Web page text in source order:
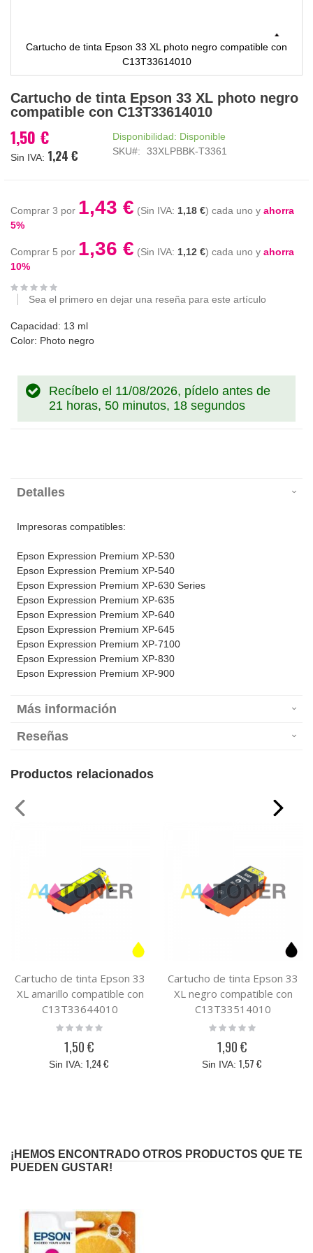
Cartucho de tinta Epson 33 XL photo negro compatible con
C13T33614010
al
comienzo
la
galería
Cartucho de tinta Epson 33 XL photo negro
compatible con C13T33614010
1,50 €
1,24 €
Disponibilidad: Disponible
SKU
33XLPBBK-T3361
Comprar 3 por 1,43 € 1,18 € cada uno y ahorra
5%
Comprar 5 por 1,36 € 1,12 € cada uno y ahorra
10%
Sea el primero en dejar una reseña para este artículo
Capacidad: 13 ml
Color: Photo negro
Recíbelo el 11/08/2026, pídelo antes de
21 horas, 50 minutos, 18 segundos
Detalles
Impresoras compatibles:
Epson Expression Premium XP-530
Epson Expression Premium XP-540
Epson Expression Premium XP-630 Series
Epson Expression Premium XP-635
Epson Expression Premium XP-640
Epson Expression Premium XP-645
Epson Expression Premium XP-7100
Epson Expression Premium XP-830
Epson Expression Premium XP-900
Más información
Reseñas
Productos relacionados
Cartucho de tinta Epson 33
XL amarillo compatible con
C13T33644010
Rating:
1,50 €
1,24 €
Cartucho de tinta Epson 33
XL negro compatible con
C13T33514010
Rating:
1,90 €
1,57 €
¡HEMOS ENCONTRADO OTROS PRODUCTOS QUE TE
PUEDEN GUSTAR!